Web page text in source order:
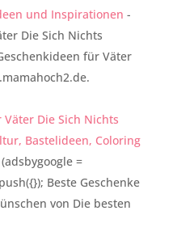
und Inspirationen -
Die Sich Nichts
für Väter
Väter Die Sich Nichts
Bastelideen, Coloring
=
Beste Geschenke
von Die besten